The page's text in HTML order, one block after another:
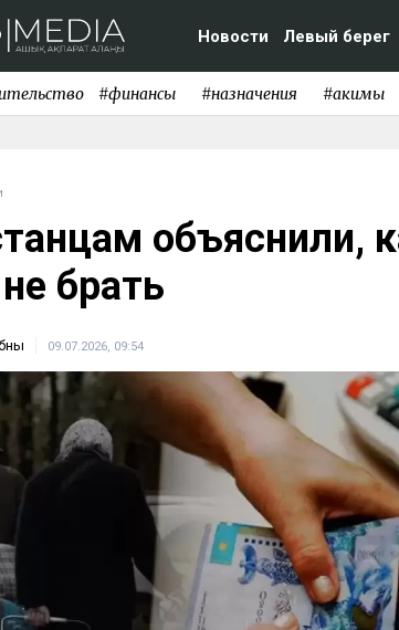
Новости Левый берег
#финансы #назначения #акимы
объяснили,
брать
09.07.2026, 09:54